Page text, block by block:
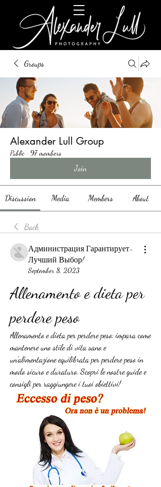
Groups
Alexander Lull Group
Public · 97 members
Join
Discussion Media Members About
Back
Администрация Гарантирует-
Лучший Выбор!
September 8, 2023
Allenamento e dieta per
perdere peso
Allenamento e dieta per perdere peso: impara come
mantenere uno stile di vita sano e
un'alimentazione equilibrata per perdere peso in
modo sicuro e duraturo. Scopri le nostre guide e
consigli per raggiungere i tuoi obiettivi!